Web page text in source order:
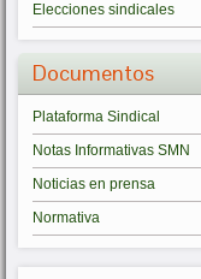
Elecciones sindicales
Documentos
Plataforma Sindical
Notas Informativas SMN
Noticias en prensa
Normativa